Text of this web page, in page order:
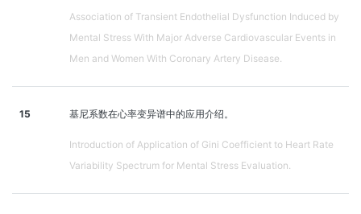
Association of Transient Endothelial Dysfunction Induced by
Mental Stress With Major Adverse Cardiovascular Events in
Men and Women With Coronary Artery Disease.
15 基尼系数在心率变异谱中的应用介绍。
Introduction of Application of Gini Coefficient to Heart Rate
Variability Spectrum for Mental Stress Evaluation.